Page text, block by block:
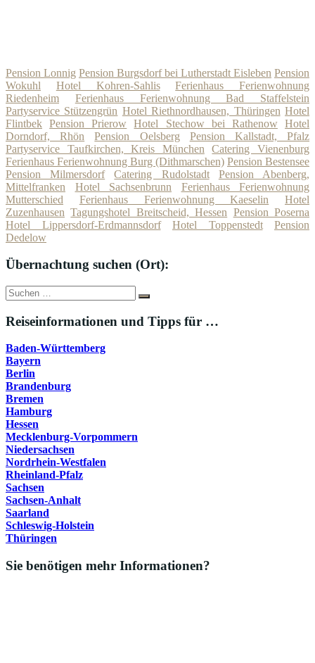
Pension Lonnig Pension Burgsdorf bei Lutherstadt Eisleben Pension
Wokuhl
Hotel Kohren-Sahlis
Ferienhaus Ferienwohnung
Riedenheim
Ferienhaus Ferienwohnung Bad Staffelstein
Partyservice Stützengrün Hotel Riethnordhausen, Thüringen Hotel
Flintbek Pension Prierow Hotel Stechow bei Rathenow Hotel
Dorndorf, Rhön
Pension Oelsberg
Pension Kallstadt, Pfalz
Partyservice Taufkirchen, Kreis München
Catering Vienenburg
Ferienhaus Ferienwohnung Burg (Dithmarschen) Pension Bestensee
Pension Milmersdorf
Catering Rudolstadt
Pension Abenberg,
Mittelfranken
Hotel Sachsenbrunn
Ferienhaus Ferienwohnung
Mutterschied
Ferienhaus Ferienwohnung Kaeselin
Hotel
Zuzenhausen Tagungshotel Breitscheid, Hessen Pension Poserna
Hotel Lippersdorf-Erdmannsdorf
Hotel Toppenstedt
Pension
Dedelow
Übernachtung suchen (Ort):
Suche
nach:
Suchen
Reiseinformationen und Tipps für …
Baden-Württemberg
Bayern
Berlin
Brandenburg
Bremen
Hamburg
Hessen
Mecklenburg-Vorpommern
Niedersachsen
Nordrhein-Westfalen
Rheinland-Pfalz
Sachsen
Sachsen-Anhalt
Saarland
Schleswig-Holstein
Thüringen
Sie benötigen mehr Informationen?